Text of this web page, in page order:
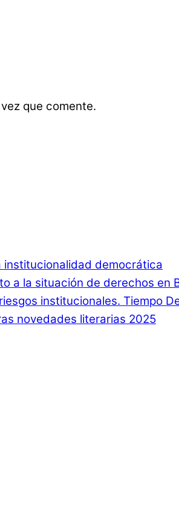
que comente.
institucionalidad democrática
a la situación de derechos en
institucionales. Tiempo
novedades literarias 2025